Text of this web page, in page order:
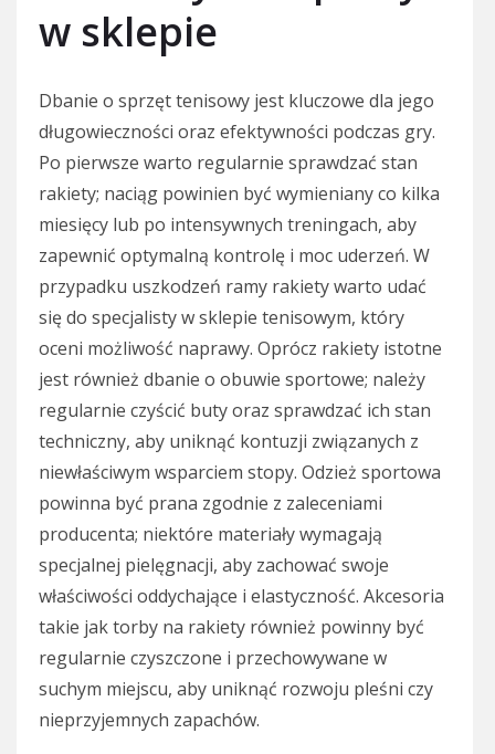
w sklepie
Dbanie o sprzęt tenisowy jest kluczowe dla jego
długowieczności oraz efektywności podczas gry.
Po pierwsze warto regularnie sprawdzać stan
rakiety; naciąg powinien być wymieniany co kilka
miesięcy lub po intensywnych treningach, aby
zapewnić optymalną kontrolę i moc uderzeń. W
przypadku uszkodzeń ramy rakiety warto udać
się do specjalisty w sklepie tenisowym, który
oceni możliwość naprawy. Oprócz rakiety istotne
jest również dbanie o obuwie sportowe; należy
regularnie czyścić buty oraz sprawdzać ich stan
techniczny, aby uniknąć kontuzji związanych z
niewłaściwym wsparciem stopy. Odzież sportowa
powinna być prana zgodnie z zaleceniami
producenta; niektóre materiały wymagają
specjalnej pielęgnacji, aby zachować swoje
właściwości oddychające i elastyczność. Akcesoria
takie jak torby na rakiety również powinny być
regularnie czyszczone i przechowywane w
suchym miejscu, aby uniknąć rozwoju pleśni czy
nieprzyjemnych zapachów.